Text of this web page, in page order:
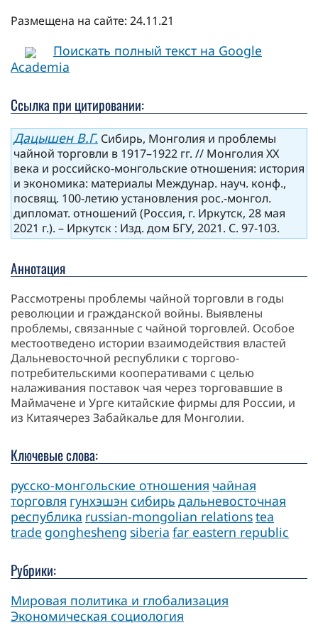
Размещена на сайте: 24.11.21
Поискать полный текст на Google
Academia
Ссылка при цитировании:
Дацышен В.Г. Сибирь, Монголия и проблемы
чайной торговли в 1917–1922 гг. // Монголия ХХ
века и российско-монгольские отношения: история
и экономика: материалы Междунар. науч. конф.,
посвящ. 100-летию установления рос.-монгол.
дипломат. отношений (Россия, г. Иркутск, 28 мая
2021 г.). – Иркутск : Изд. дом БГУ, 2021. С. 97-103.
Аннотация
Рассмотрены проблемы чайной торговли в годы
революции и гражданской войны. Выявлены
проблемы, связанные с чайной торговлей. Особое
местоотведено истории взаимодействия властей
Дальневосточной республики с торгово-
потребительскими кооперативами с целью
налаживания поставок чая через торговавшие в
Маймачене и Урге китайские фирмы для России, и
из Китаячерез Забайкалье для Монголии.
Ключевые слова:
русско-монгольские отношения чайная
торговля гунхэшэн сибирь дальневосточная
республика russian-mongolian relationstea
trade gonghesheng siberia far eastern republic
Рубрики:
Мировая политика и глобализация
Экономическая социология